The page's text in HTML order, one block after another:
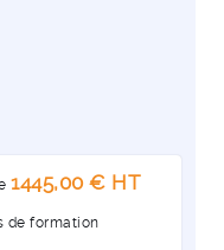
1445,00 € HT
de formation